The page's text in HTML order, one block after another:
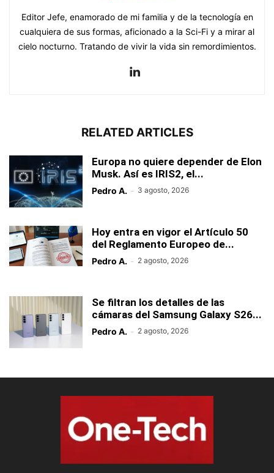
Editor Jefe, enamorado de mi familia y de la tecnología en
cualquiera de sus formas, aficionado a la Sci-Fi y a mirar al
cielo nocturno. Tratando de vivir la vida sin remordimientos.
RELATED ARTICLES
Europa no quiere depender de Elon
Musk. Así es IRIS2, el...
Pedro A. - 3 agosto, 2026
Hoy entra en vigor el Artículo 50
del Reglamento Europeo de...
Pedro A. - 2 agosto, 2026
Se filtran los detalles de las
cámaras del Samsung Galaxy S26...
Pedro A. - 2 agosto, 2026